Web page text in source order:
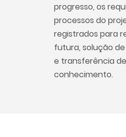
progresso, os
processos do
registrados para
futura, solução
e transferência de
conhecimento.